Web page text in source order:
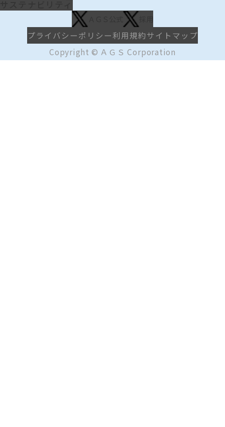
プライバシーポリシー利用規約サイトマップ
Copyright © ＡＧＳ Corporation